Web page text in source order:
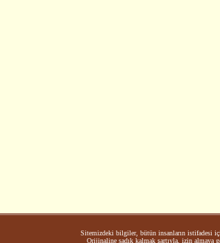
Sitemizdeki bilgiler, bütün insanların istifadesi
Orijinaline sadık kalmak şartıyla, izin almaya